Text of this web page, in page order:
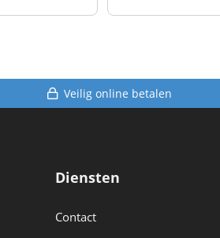
Veilig online betalen
Diensten
Contact